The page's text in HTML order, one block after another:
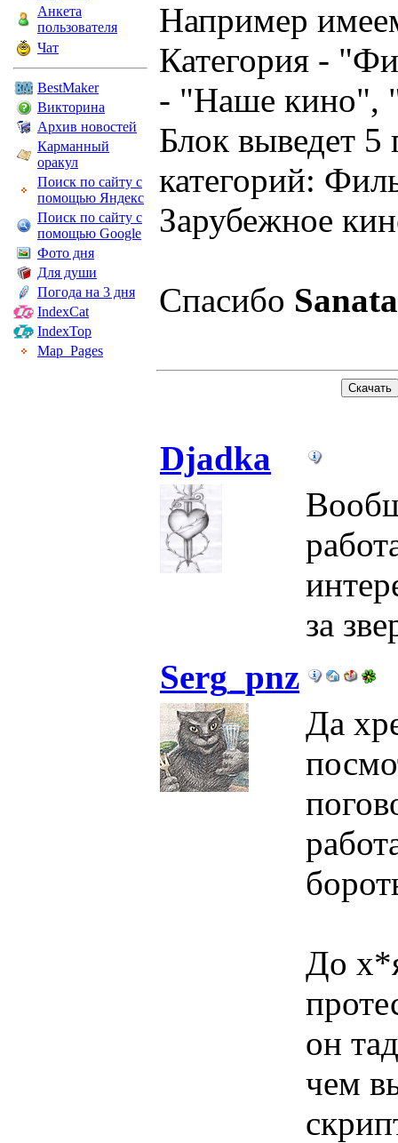
Анкета
пользователя
Чат
BestMaker
Викторина
Архив новостей
Карманный
оракул
Поиск по сайту с
помощью Яндекс
Поиск по сайту с
помощью Google
Фото дня
Для души
Погода на 3 дня
IndexCat
IndexTop
Map_Pages
Например
Категория -
- "Наше кино",
Блок выведет 5
категорий:
Зарубежное
Спасибо Sanata
Djadka
за
Serg_pnz
Да
До
он
чем